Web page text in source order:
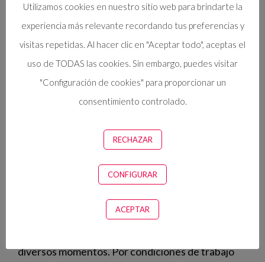
experimentado burnout profesional o lo has
presenciado en tus compañeros?
Si. Creo que ya lo ves solo por el hecho de estar en
diversos momentos. Por condiciones de trabajo
Utilizamos cookies en nuestro sitio web para brindarte la
experiencia más relevante recordando tus preferencias y
visitas repetidas. Al hacer clic en "Aceptar todo", aceptas el
uso de TODAS las cookies. Sin embargo, puedes visitar
"Configuración de cookies" para proporcionar un
consentimiento controlado.
RECHAZAR
CONFIGURAR
ACEPTAR